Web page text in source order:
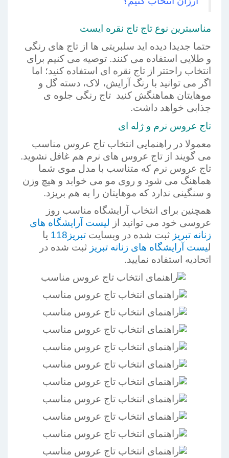
مناسبترین نوع تاج تاج نقره ایست
حتما جدیدا دیده اید سلبریتی ها از تاج های رنگی
و طلایی استفاده می کنند. توصیه می کنیم برای
انتخاب راحتتر از تاج نقره ای استفاده کنید؛ اما
اگر می توانید با رنگ آرایش، لاک، دسته گل و
موهایتان هماهنگش کنید تاج رنگی جلوه ی
جذابی خواهد داشت.
تاج عروس نرم و ژله ای
معمولا در راهنمایی انتخاب تاج عروس مناسب
می گویند از تاج عروس های نرم هم غافل نشوید.
تاج عروس نرم که متناسب با مدل موی شما
هماهنگ می شود و روی مو می خوابد و هیچ وزن
و سنگینی ندارد که موهایتان را به هم بریزد.
همچنین برای انتخاب آرایشگاه مناسب روز
عروسی خود می توانید از لیست آرایشگاه های
زنانه تبریز ثبت شده در وبسایت تبریز118
یا
لیست آرایشگاه های زنانه تبریز ثبت شده در
اتحادیه استفاده نمایید.